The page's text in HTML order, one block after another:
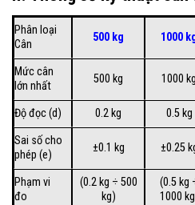
Phân loại
Cân
500 kg 1000
Mức cân
lớn nhất
500 kg 1000 kg
Độ đọc (d) 0.2 kg 0.5 kg
Sai số cho
phép (e)
±0.1 kg ±0.25
Phạm vi
đo
(0.2 kg ÷ 500
kg)
(0.5 kg
1000